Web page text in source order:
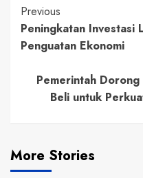
Continue
Reading
Previous
Peningkatan Investasi
Penguatan Ekonomi
Pemerintah
Beli untuk
More Stories